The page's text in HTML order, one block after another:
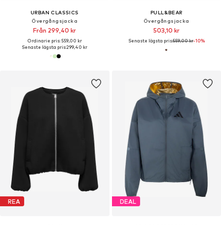
URBAN CLASSICS
Övergångsjacka
Från 299,40 kr
Ordinarie pris: 559,00 kr
Senaste lägsta pris:299,40 kr
PULL&BEAR
Övergångsjacka
503,10 kr
Senaste lägsta pris:559,00 kr-10%
REA DEAL